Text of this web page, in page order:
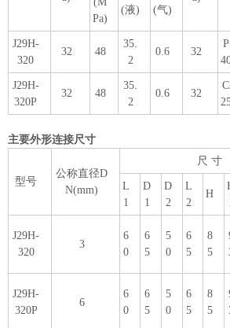
Pa)
(液)
(气)
J29H-
320
32 48
35.
2
0.6 32
J29H-
320P
32 48
35.
2
0.6 32
主要外形连接尺寸
型号
公称直径D
N(mm)
尺 寸
L
1
D
1
D
2
L
2
H
J29H-
320
3
6
0
6
5
5
0
6
5
8
5
J29H-
320P
6
6
0
6
5
5
0
6
5
8
5